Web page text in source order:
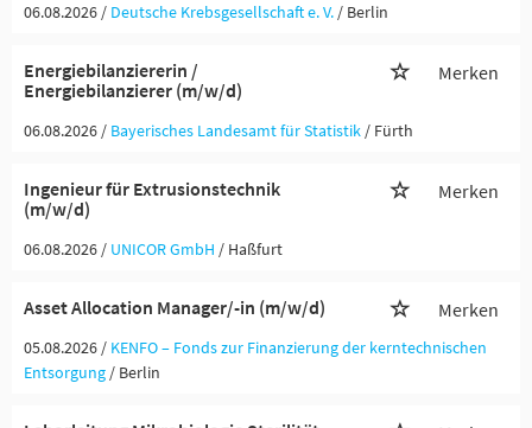
06.08.2026 / Deutsche Krebsgesellschaft e. V. / Berlin
Energiebilanziererin /
Energiebilanzierer (m/w/d)
Merken
06.08.2026 / Bayerisches Landesamt für Statistik / Fürth
Ingenieur für Extrusionstechnik
(m/w/d)
Merken
06.08.2026 / UNICOR GmbH / Haßfurt
Asset Allocation Manager/-in (m/w/d) Merken
05.08.2026 / KENFO – Fonds zur Finanzierung der kerntechnischen
Entsorgung / Berlin